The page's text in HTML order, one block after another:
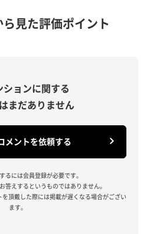
見た評価ポイント
ションに関する
まだありません
メントを依頼する
るには会員登録が必要です。
答えするというものではありません。
頂戴した際には掲載が遅くなる場合がござい
ます。